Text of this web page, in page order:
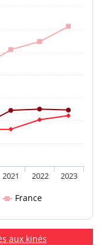
France
2021 2022 2023
aux kinés